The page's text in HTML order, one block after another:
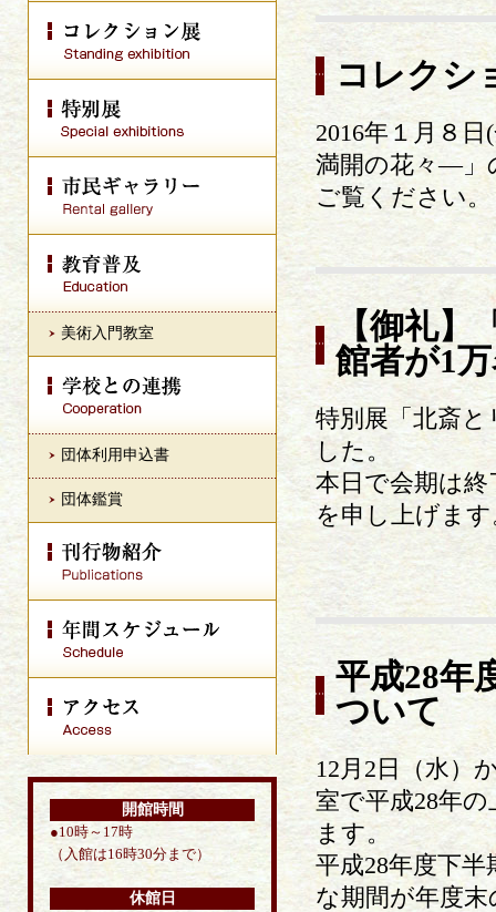
美術入門教室
団体利用申込書
団体鑑賞
開館時間
●10時～17時
（入館は16時30分まで）
休館日
コレクシ
2016年１月８
満開の花々―」
ご覧ください。
【御礼】
館者が1
特別展「北斎
した。
本日で会期は
を申し上げま
平成28年
ついて
12月2日（水）
室で平成28年
ます。
平成28年度下
な期間が年度